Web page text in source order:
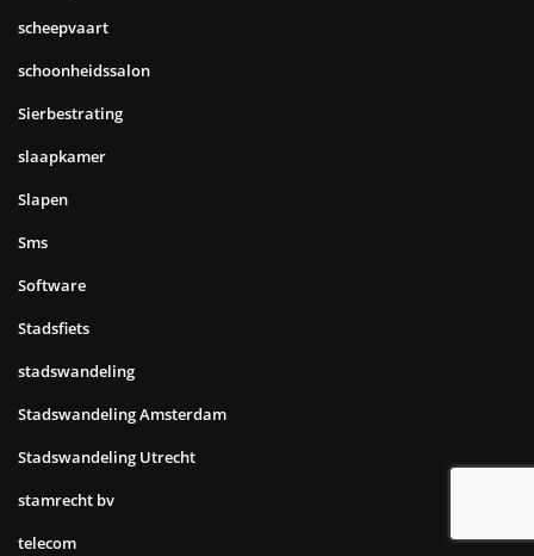
scheepvaart
schoonheidssalon
Sierbestrating
slaapkamer
Slapen
Sms
Software
Stadsfiets
stadswandeling
Stadswandeling Amsterdam
Stadswandeling Utrecht
stamrecht bv
telecom